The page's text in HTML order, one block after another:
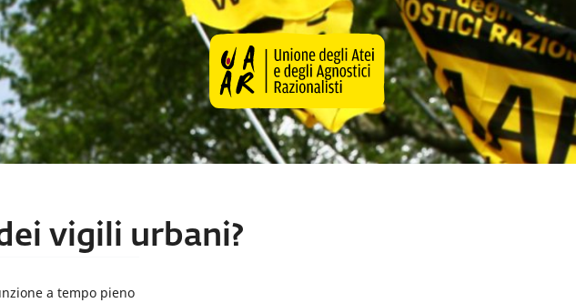
vigili urbani?
a tempo pieno